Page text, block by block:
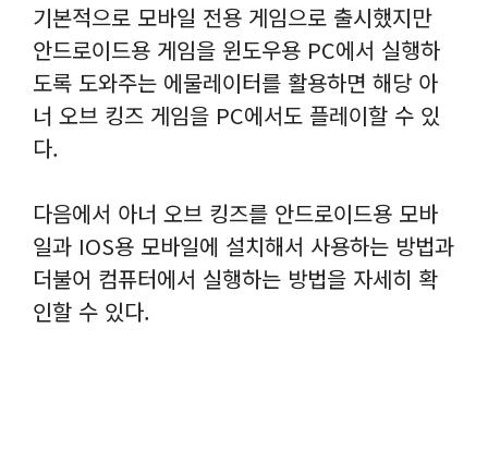
기본적으로 모바일 전용 게임으로 출시했지만
안드로이드용 게임을 윈도우용 PC에서 실행하
도록 도와주는 에물레이터를 활용하면 해당 아
너 오브 킹즈 게임을 PC에서도 플레이할 수 있
다.
다음에서 아너 오브 킹즈를 안드로이드용 모바
일과 IOS용 모바일에 설치해서 사용하는 방법과
더불어 컴퓨터에서 실행하는 방법을 자세히 확
인할 수 있다.